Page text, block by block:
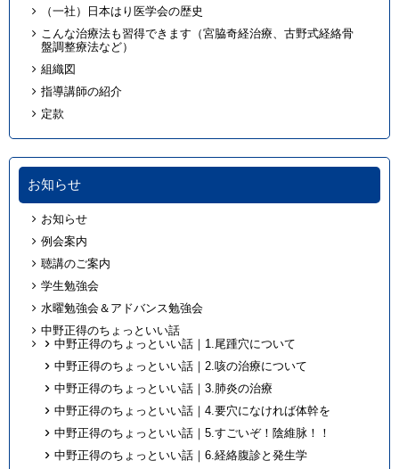
（一社）日本はり医学会の歴史
こんな治療法も習得できます（宮脇奇経治療、古野式経絡骨
盤調整療法など）
組織図
指導講師の紹介
定款
お知らせ
お知らせ
例会案内
聴講のご案内
学生勉強会
水曜勉強会＆アドバンス勉強会
中野正得のちょっといい話
中野正得のちょっといい話｜1.尾踵穴について
中野正得のちょっといい話｜2.咳の治療について
中野正得のちょっといい話｜3.肺炎の治療
中野正得のちょっといい話｜4.要穴になければ体幹を
中野正得のちょっといい話｜5.すごいぞ！陰維脉！！
中野正得のちょっといい話｜6.経絡腹診と発生学